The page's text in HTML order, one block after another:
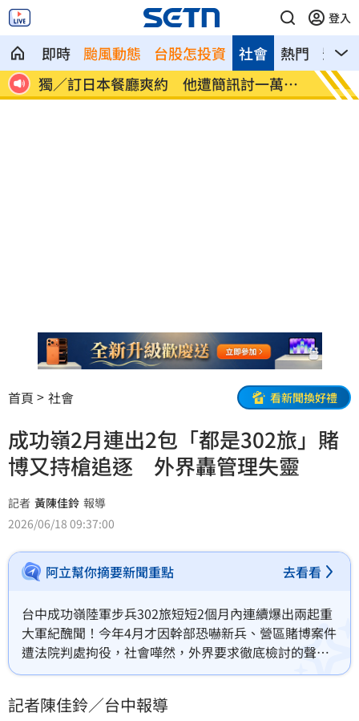
登入
即時 颱風動態 台股怎投資 熱門 影音
社會
線 獨／訂日本餐廳爽約 他遭簡訊討一萬日
幣
陳鏞
圖
首頁 社會 看新聞換好禮
成功嶺2月連出2包「都是302旅」賭
博又持槍追逐 外界轟管理失靈
記者 黃陳佳鈴 報導
2026/06/18 09:37:00
阿立幫你摘要新聞重點 去看看
台中成功嶺陸軍步兵302旅短短2個月內連續爆出兩起重
大軍紀醜聞！今年4月才因幹部恐嚇新兵、營區賭博案件
遭法院判處拘役，社會嘩然，外界要求徹底檢討的聲浪
未息，如今302旅又再度出包！一名張姓中士疑似違規
現瘀青。陸軍第十軍團獲報後已展開調查，全案主動函
記者陳佳鈴／台中報導